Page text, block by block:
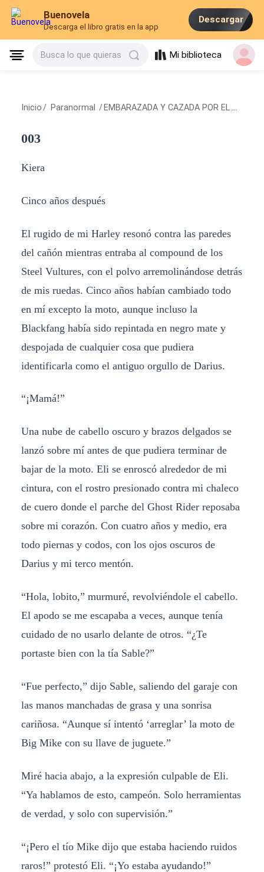
Buenovela
Descarga el libro gratis en la app
Descargar
Busca lo que quieras Mi biblioteca
Inicio / Paranormal / EMBARAZADA Y CAZADA POR EL ALFA MOTERO
003
Kiera
Cinco años después
El rugido de mi Harley resonó contra las paredes
del cañón mientras entraba al compound de los
Steel Vultures, con el polvo arremolinándose detrás
de mis ruedas. Cinco años habían cambiado todo
en mí excepto la moto, aunque incluso la
Blackfang había sido repintada en negro mate y
despojada de cualquier cosa que pudiera
identificarla como el antiguo orgullo de Darius.
“¡Mamá!”
Una nube de cabello oscuro y brazos delgados se
lanzó sobre mí antes de que pudiera terminar de
bajar de la moto. Eli se enroscó alrededor de mi
cintura, con el rostro presionado contra mi chaleco
de cuero donde el parche del Ghost Rider reposaba
sobre mi corazón. Con cuatro años y medio, era
todo piernas y codos, con los ojos oscuros de
Darius y mi terco mentón.
“Hola, lobito,” murmuré, revolviéndole el cabello.
El apodo se me escapaba a veces, aunque tenía
cuidado de no usarlo delante de otros. “¿Te
portaste bien con la tía Sable?”
“Fue perfecto,” dijo Sable, saliendo del garaje con
las manos manchadas de grasa y una sonrisa
cariñosa. “Aunque sí intentó ‘arreglar’ la moto de
Big Mike con su llave de juguete.”
Miré hacia abajo, a la expresión culpable de Eli.
“Ya hablamos de esto, campeón. Solo herramientas
de verdad, y solo con supervisión.”
“¡Pero el tío Mike dijo que estaba haciendo ruidos
raros!” protestó Eli. “¡Yo estaba ayudando!”